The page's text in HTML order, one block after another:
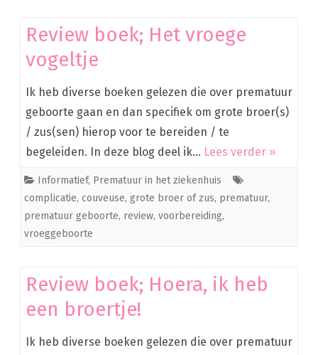
Review boek; Het vroege
vogeltje
Ik heb diverse boeken gelezen die over prematuur
geboorte gaan en dan specifiek om grote broer(s)
/ zus(sen) hierop voor te bereiden / te
begeleiden. In deze blog deel ik… Lees verder »
Informatief, Prematuur in het ziekenhuis
complicatie, couveuse, grote broer of zus, prematuur,
prematuur geboorte, review, voorbereiding,
vroeggeboorte
Review boek; Hoera, ik heb
een broertje!
Ik heb diverse boeken gelezen die over prematuur